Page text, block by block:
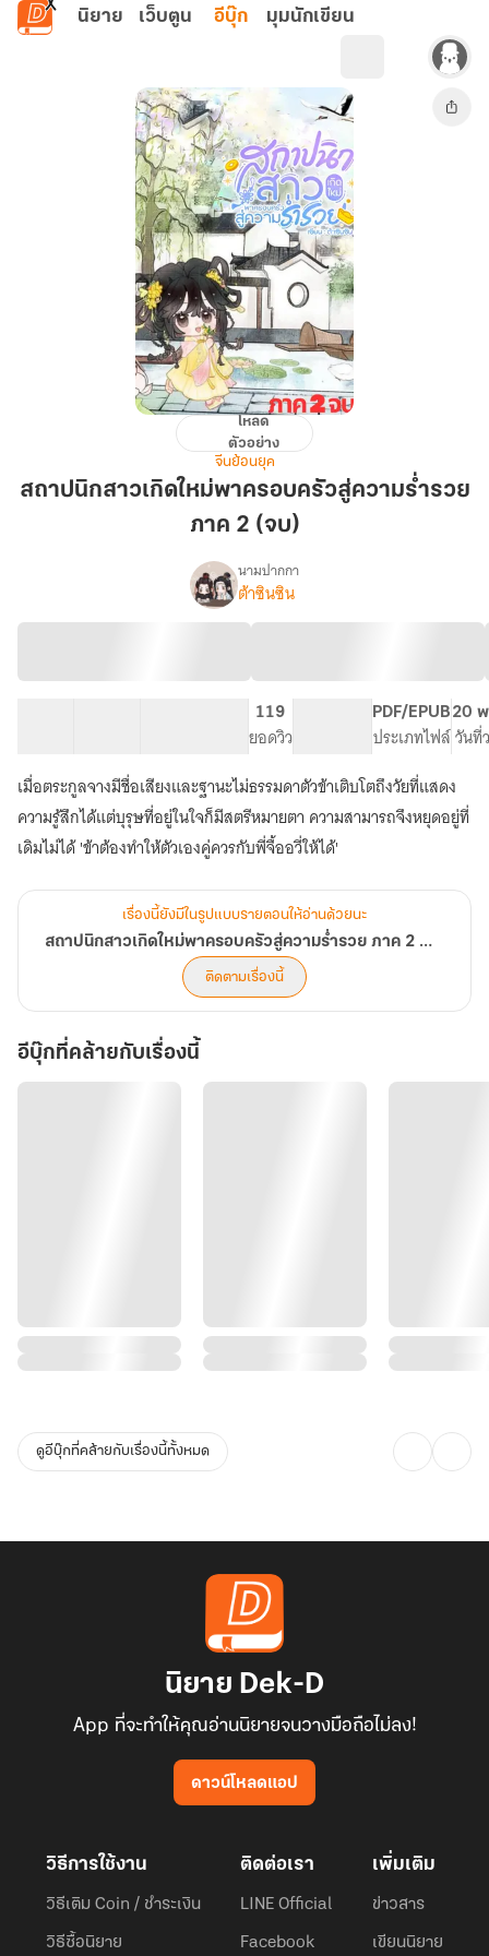
ข้ามไปยังเนื้อหาหลัก
นิยาย เว็บตูน อีบุ๊ก มุมนักเขียน
สถาปนิก
เกิด
ครอบครัว
โหลด
ตัวอย่าง
จีนย้อนยุค
สถาปนิกสาวเกิดใหม่พาครอบครัวสู่ความร่ำรวย
ภาค 2 (จบ)
เรื่อง
สาว
ใหม่
พา
ครอบครัว
สู่
ร่ำรวย
ภาค
2
จบ
e-
book)
นามปากกา
ต้าซินซิน
119
ยอดวิว
PDF/EPUB
ประเภทไฟล์
20
วันที่
เมื่อตระกูลจางมีชื่อเสียงและฐานะไม่ธรรมดาตัวข้าเติบโตถึงวัยที่แสดง
ความรู้สึกได้แต่บุรุษที่อยู่ในใจก็มีสตรีหมายตา ความสามารถจึงหยุดอยู่ที่
เดิมไม่ได้ 'ข้าต้องทำให้ตัวเองคู่ควรกับพี่จื้ออวี่ให้ได้'
เรื่องนี้ยังมีในรูปแบบรายตอนให้อ่านด้วยนะ
สถาปนิกสาวเกิดใหม่พาครอบครัวสู่ความร่ำรวย ภาค 2 จบ (มี e-book)
ติดตามเรื่องนี้
อีบุ๊กที่คล้ายกับเรื่องนี้
ดูอีบุ๊กที่คล้ายกับเรื่องนี้ทั้งหมด
นิยาย Dek-D
App ที่จะทำให้คุณอ่านนิยายจนวางมือถือไม่ลง!
ดาวน์โหลดแอป
วิธีการใช้งาน
วิธีเติม Coin / ชำระเงิน
วิธีซื้อนิยาย
ติดต่อเรา
LINE Official
Facebook
เพิ่มเติม
ข่าวสาร
เขียนนิยาย